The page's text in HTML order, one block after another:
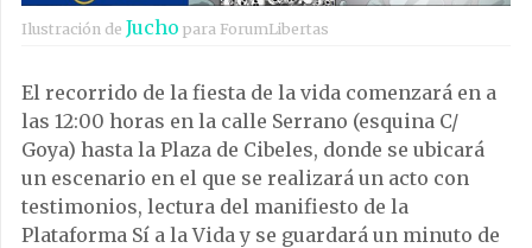
Ilustración de Jucho para ForumLibertas
El recorrido de la fiesta de la vida comenzará en a
las 12:00 horas en la calle Serrano (esquina C/
Goya) hasta la Plaza de Cibeles, donde se ubicará
un escenario en el que se realizará un acto con
testimonios, lectura del manifiesto de la
Plataforma Sí a la Vida y se guardará un minuto de